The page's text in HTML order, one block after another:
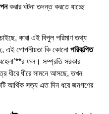
করার ঘটনা তদন্ত করতে যাচ্ছে
কারা এই বিপুল পরিমাণ তথ্য
এই গোপনীয়তা কি কোনো পরিকল্পিত
ফল। সম্প্রতি সরকার
ধীরে ধীরে সামনে আসছে, তখন
আর্থিক সত্য এত দিন ধরে জনগণের